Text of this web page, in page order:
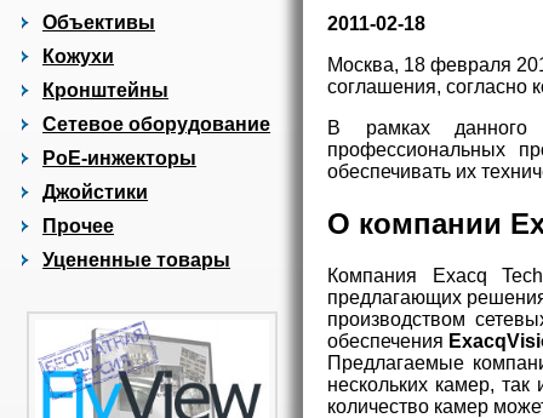
Объективы
Кожухи
Кронштейны
Сетевое оборудование
PoE-инжекторы
Джойстики
Прочее
Уцененные товары
2011-02-18
Москва, 18 февраля
соглашения, согласно
В рамках данного
профессиональных
обеспечивать их
О компании
Компания Exacq
предлагающих
производством
обеспечения
Предлагаемые
нескольких камер,
количество камер